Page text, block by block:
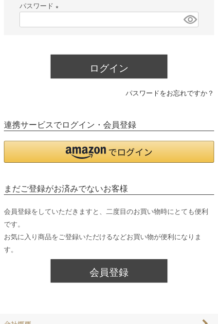
須
パスワード
ログイン
パスワードをお忘れですか？
連携サービスでログイン・会員登録
まだご登録がお済みでないお客様
会員登録をしていただきますと、二度目のお買い物時にとても便利
です。
お気に入り商品をご登録いただけるなどお買い物が便利になりま
す。
会員登録